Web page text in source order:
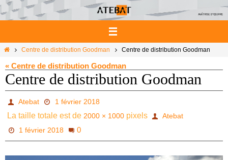
Passer
vers
le
HomeCentre de distribution Goodman Centre de distribution Goodman
« Centre de distribution Goodman
Centre de distribution Goodman
Atebat 1 février 2018
La taille totale est de 2000 × 1000 pixels
Atebat
1 février 2018
0